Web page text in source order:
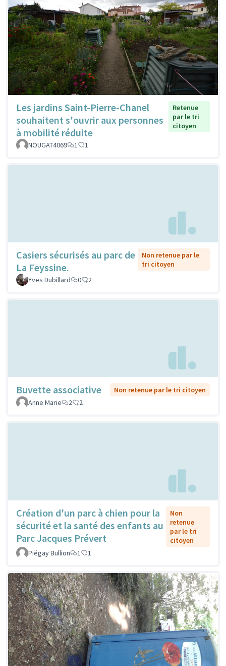
Les jardins Saint-Pierre-Chanel
souhaitent s'ouvrir aux personnes
à mobilité réduite
Retenue
par le tri
citoyen
NOUGAT4069 1 1
Casiers sécurisés au parc de
La Feyssine.
Non retenue par le
tri citoyen
Yves Dubillard
0 2
Buvette associative
Non retenue par le tri citoyen
Anne Marie
2 2
Création d'un parc à chien pour la
sécurité et la santé des enfants au
Parc Jacques Prévert
Non
retenue
par le tri
citoyen
Piégay Bullion
1 1